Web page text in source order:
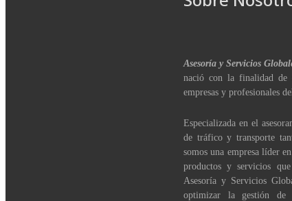
Asesoría y Servicios
nació con la finalidad de
empresas y profesionales
Especializada en el
de tráfico y transporte
somos una empresa líder
productos y servicios
Asesoría y Servicios
optimizar la gestión